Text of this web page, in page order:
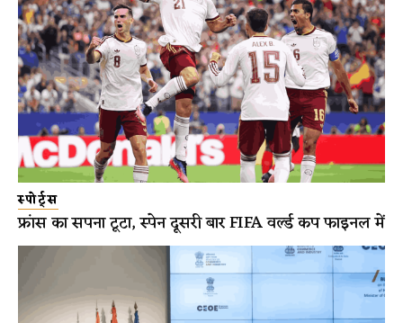
स्पोर्ट्स
फ्रांस का सपना टूटा, स्पेन दूसरी बार FIFA वर्ल्ड कप फाइनल में